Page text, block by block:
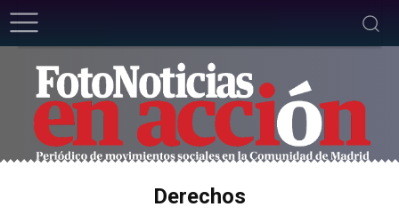
Derechos